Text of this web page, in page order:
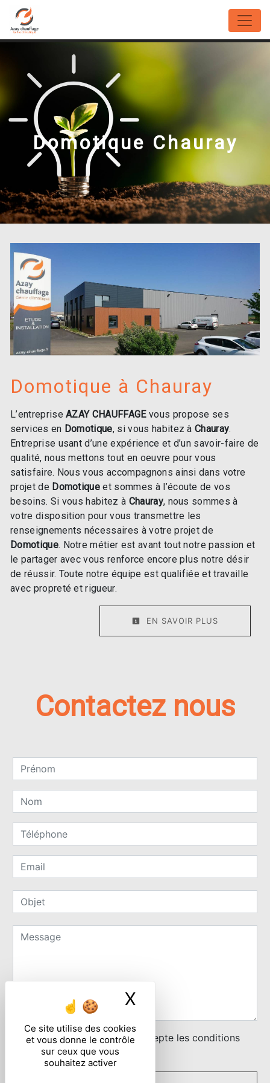
Panneau de gestion des cookies
Ce site utilise des cookies
et vous donne le contrôle
sur ceux que vous
souhaitez activer
X
Domotique Chauray
Domotique à Chauray
L’entrepriseAZAY CHAUFFAGEvous propose ses
services en Domotique, si vous habitez àChauray.
Entreprise usant d’une expérience et d’un savoir-faire de
qualité, nous mettons tout en oeuvre pour vous
satisfaire. Nous vous accompagnons ainsi dans votre
projet de Domotique et sommes à l’écoute de vos
besoins. Si vous habitez à Chauray, nous sommes à
votre disposition pour vous transmettre les
renseignements nécessaires à votre projet de
Domotique. Notre métier est avant tout notre passion et
le partager avec vous renforce encore plus notre désir
de réussir. Toute notre équipe est qualifiée et travaille
avec propreté et rigueur.
EN SAVOIR PLUS
Contactez nous
En cochant cette case, j'accepte les conditions
particulières ci-dessous **